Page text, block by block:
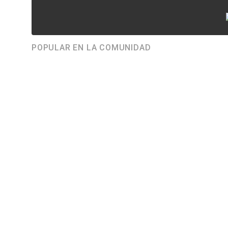
POPULAR EN LA COMUNIDAD